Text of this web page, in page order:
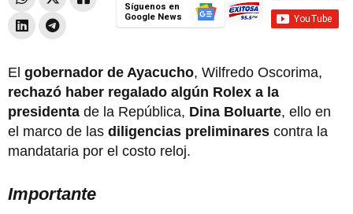
Síguenos en
Google News
El gobernador de Ayacucho, Wilfredo Oscorima,
rechazó haber regalado algún Rolex a la
presidenta de la República, Dina Boluarte, ello en
el marco de las diligencias preliminares contra la
mandataria por el costo reloj.
Importante